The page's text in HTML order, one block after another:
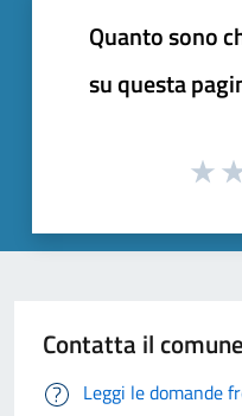
Quanto sono
su questa
Contatta il comune
Leggi le domande